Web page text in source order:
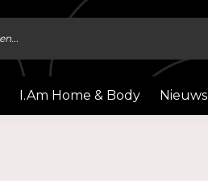
I.Am Home & Body Nieuws